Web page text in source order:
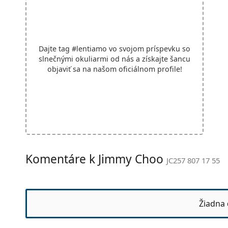
Dajte tag #lentiamo vo svojom príspevku so
slnečnými okuliarmi od nás a získajte šancu
objaviť sa na našom oficiálnom profile!
Komentáre k Jimmy Choo JC257 807 17 55
Žiadna